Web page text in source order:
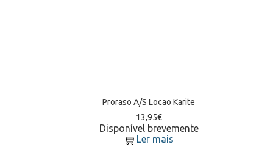
Proraso A/S Locao Karite
13,95€
Disponível brevemente
Ler mais